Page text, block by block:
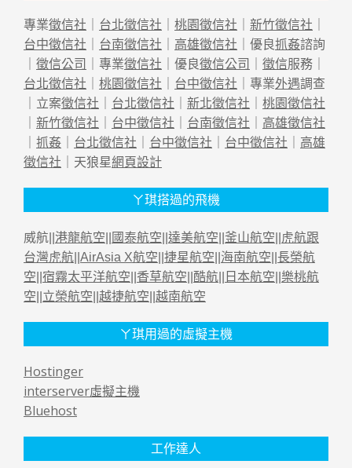
專業徵信社 ｜ 台北徵信社 ｜ 桃園徵信社 ｜ 新竹徵信社 ｜
台中徵信社 ｜ 台南徵信社 ｜ 高雄徵信社 ｜優良抓姦諮詢
｜ 徵信公司 ｜專業徵信社 ｜優良徵信公司 ｜ 徵信服務｜
台北徵信社 ｜ 桃園徵信社 ｜ 台中徵信社 ｜專業外遇調查
｜立案徵信社 ｜ 台北徵信社 ｜ 新北徵信社 ｜ 桃園徵信社
｜ 新竹徵信社 ｜ 台中徵信社 ｜ 台南徵信社 ｜ 高雄徵信社
｜ 抓姦 ｜ 台北徵信社 ｜ 台中徵信社 ｜ 台中徵信社 ｜ 高雄
徵信社 ｜天狼星網頁設計
ㄚ琪搭過的飛機
威航|| 港龍航空 國泰航空 達美航空 釜山航空
虎航跟
台灣虎航 AirAsia X航空 捷星航空 海南航空 長榮航
空 宿霧太平洋航空 香草航空 酷航 日本航空 樂桃航
空 立榮航空 越捷航空 越南航空
ㄚ琪用過的虛擬主機
Hostinger
interserver虛擬主機
Bluehost
工作達人